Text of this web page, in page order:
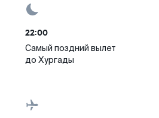
22:00
Самый поздний вылет
до Хургады